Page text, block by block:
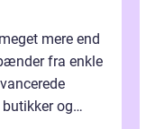
mere end
fra enkle
og